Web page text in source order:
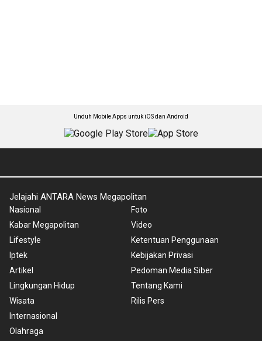
Unduh Mobile Apps untuk iOS dan Android
Jelajahi ANTARA News Megapolitan
Nasional
Kabar Megapolitan
Lifestyle
Iptek
Artikel
Lingkungan Hidup
Wisata
Internasional
Olahraga
Foto
Video
Ketentuan Penggunaan
Kebijakan Privasi
Pedoman Media Siber
Tentang Kami
Rilis Pers